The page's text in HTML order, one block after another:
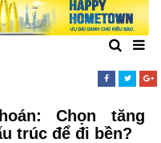
Chọn tăng
trúc để đi bền?